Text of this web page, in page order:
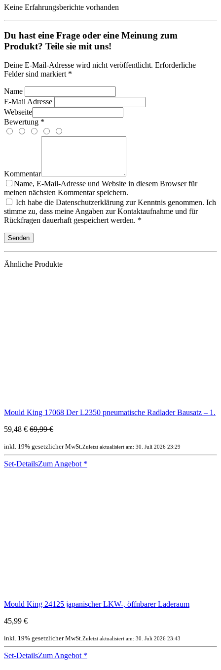
Keine Erfahrungsberichte vorhanden
Du hast eine Frage oder eine Meinung zum
Produkt? Teile sie mit uns!
Deine E-Mail-Adresse wird nicht veröffentlicht. Erforderliche
Felder sind markiert *
Name
E-Mail Adresse
Webseite
Bewertung *
Kommentar
Name, E-Mail-Adresse und Website in diesem Browser für
meinen nächsten Kommentar speichern.
Ich habe die Datenschutzerklärung zur Kenntnis genommen. Ich
stimme zu, dass meine Angaben zur Kontaktaufnahme und für
Rückfragen dauerhaft gespeichert werden. *
Ähnliche Produkte
Mould King 17068 Der L2350 pneumatische Radlader Bausatz – 1.
59,48 € 69,99 €
inkl. 19% gesetzlicher MwSt.Zuletzt aktualisiert am: 30. Juli 2026 23:29
Set-DetailsZum Angebot *
Mould King 24125 japanischer LKW-, öffnbarer Laderaum
45,99 €
inkl. 19% gesetzlicher MwSt.Zuletzt aktualisiert am: 30. Juli 2026 23:43
Set-DetailsZum Angebot *